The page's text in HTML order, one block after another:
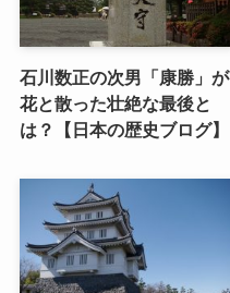
石川数正の次男「康勝」が
花と散った壮絶な最後と
は？【日本の歴史ブログ】